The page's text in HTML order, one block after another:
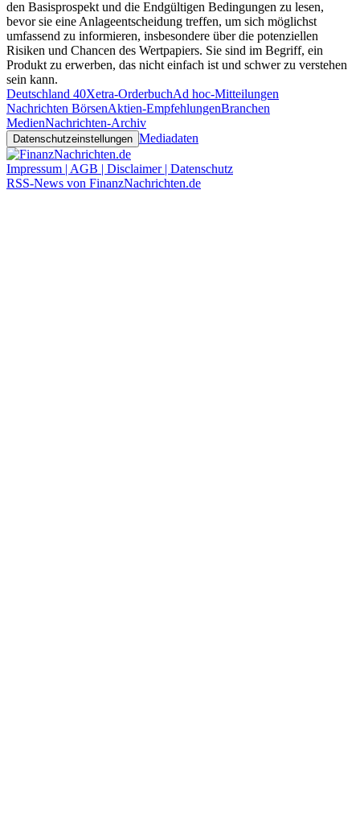
den Basisprospekt und die Endgültigen Bedingungen zu lesen,
bevor sie eine Anlageentscheidung treffen, um sich möglichst
umfassend zu informieren, insbesondere über die potenziellen
Risiken und Chancen des Wertpapiers. Sie sind im Begriff, ein
Produkt zu erwerben, das nicht einfach ist und schwer zu verstehen
sein kann.
Deutschland 40Xetra-OrderbuchAd hoc-Mitteilungen
Nachrichten BörsenAktien-EmpfehlungenBranchen
MedienNachrichten-Archiv
Datenschutzeinstellungen Mediadaten
Impressum | AGB | Disclaimer | Datenschutz
RSS-News von FinanzNachrichten.de